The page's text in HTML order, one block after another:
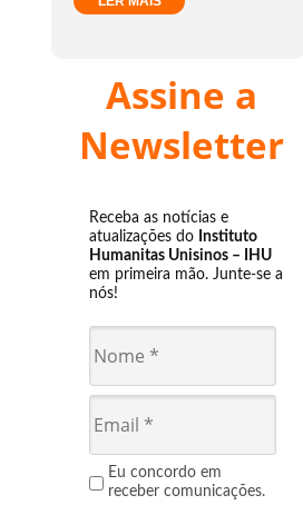
Assine a
Newsletter
Receba as notícias e
atualizações do Instituto
Humanitas Unisinos – IHU
em primeira mão. Junte-se a
nós!
Eu concordo em
receber comunicações.